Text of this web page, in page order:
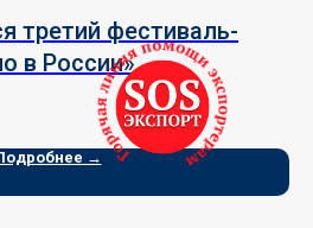
третий фестиваль-
в России»
→